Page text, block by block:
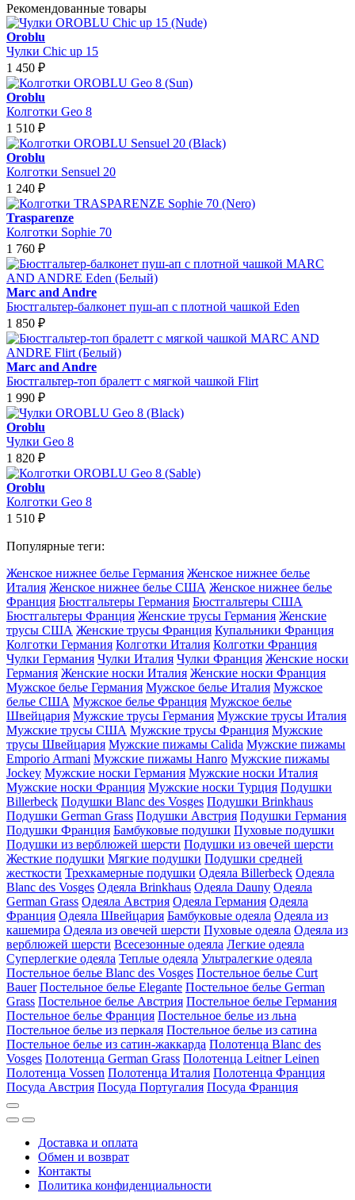
Рекомендованные товары
Oroblu
Чулки Chic up 15
1 450 ₽
Oroblu
Колготки Geo 8
1 510 ₽
Oroblu
Колготки Sensuel 20
1 240 ₽
Trasparenze
Колготки Sophie 70
1 760 ₽
Marc and Andre
Бюстгальтер-балконет пуш-ап с плотной чашкой Eden
1 850 ₽
Marc and Andre
Бюстгальтер-топ бралетт с мягкой чашкой Flirt
1 990 ₽
Oroblu
Чулки Geo 8
1 820 ₽
Oroblu
Колготки Geo 8
1 510 ₽
Популярные теги:
Женское нижнее белье Германия Женское нижнее белье
Италия Женское нижнее белье США Женское нижнее белье
Франция Бюстгальтеры Германия Бюстгальтеры США
Бюстгальтеры Франция Женские трусы Германия Женские
трусы США Женские трусы Франция Купальники Франция
Колготки Германия Колготки Италия Колготки Франция
Чулки Германия Чулки Италия Чулки Франция Женские носки
Германия Женские носки Италия Женские носки Франция
Мужское белье Германия Мужское белье Италия Мужское
белье США Мужское белье Франция Мужское белье
Швейцария Мужские трусы Германия Мужские трусы Италия
Мужские трусы США Мужские трусы Франция Мужские
трусы Швейцария Мужские пижамы Calida Мужские пижамы
Emporio Armani Мужские пижамы Hanro Мужские пижамы
Jockey Мужские носки Германия Мужские носки Италия
Мужские носки Франция Мужские носки Турция Подушки
Billerbeck Подушки Blanc des Vosges Подушки Brinkhaus
Подушки German Grass Подушки Австрия Подушки Германия
Подушки Франция Бамбуковые подушки Пуховые подушки
Подушки из верблюжей шерсти Подушки из овечей шерсти
Жесткие подушки Мягкие подушки Подушки средней
жесткости Трехкамерные подушки Одеяла Billerbeck Одеяла
Blanc des Vosges Одеяла Brinkhaus Одеяла Dauny Одеяла
German Grass Одеяла Австрия Одеяла Германия Одеяла
Франция Одеяла Швейцария Бамбуковые одеяла Одеяла из
кашемира Одеяла из овечей шерсти Пуховые одеяла Одеяла из
верблюжей шерсти Всесезонные одеяла Легкие одеяла
Суперлегкие одеяла Теплые одеяла Ультралегкие одеяла
Постельное белье Blanc des Vosges Постельное белье Curt
Bauer Постельное белье Elegante Постельное белье German
Grass Постельное белье Австрия Постельное белье Германия
Постельное белье Франция Постельное белье из льна
Постельное белье из перкаля Постельное белье из сатина
Постельное белье из сатин-жаккарда Полотенца Blanc des
Vosges Полотенца German Grass Полотенца Leitner Leinen
Полотенца Vossen Полотенца Италия Полотенца Франция
Посуда Австрия Посуда Португалия Посуда Франция
Доставка и оплата
Обмен и возврат
Контакты
Политика конфиденциальности